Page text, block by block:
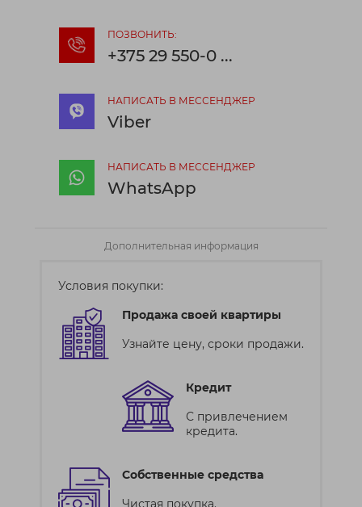
ПОЗВОНИТЬ:
+375 29 550-0 ...
НАПИСАТЬ В МЕССЕНДЖЕР
Viber
НАПИСАТЬ В МЕССЕНДЖЕР
WhatsApp
Дополнительная информация
Условия покупки:
Продажа своей квартиры
Узнайте цену, сроки продажи.
Кредит
С привлечением
кредита.
Собственные средства
Чистая покупка.